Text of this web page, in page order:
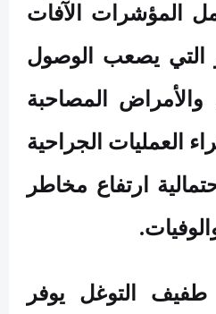
المؤشرات الآفات
التي يصعب الوصول
والأمراض المصاحبة
العمليات الجراحية
ارتفاع مخاطر
طفيف التوغل يوفر